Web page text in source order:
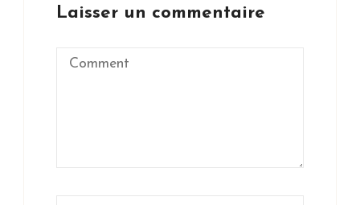
Laisser un commentaire